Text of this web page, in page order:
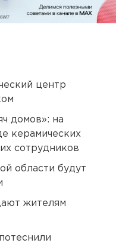
центр
домов»: на
керамических
сотрудников
области будут
жителям